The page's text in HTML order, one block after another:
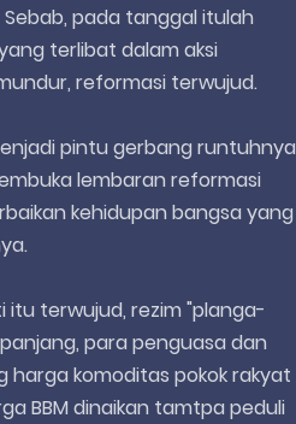
pada tanggal itulah
terlibat dalam aksi
reformasi terwujud.
pintu gerbang runtuhnya
lembaran reformasi
kehidupan bangsa yang
itu terwujud, rezim "planga-
para penguasa dan
harga komoditas pokok rakyat
BBM dinaikan tamtpa peduli